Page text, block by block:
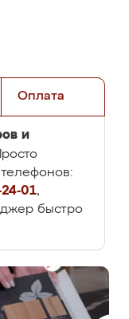
Оплата
и
01,
быстро